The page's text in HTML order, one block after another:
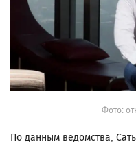
Фото:
По данным ведомства,